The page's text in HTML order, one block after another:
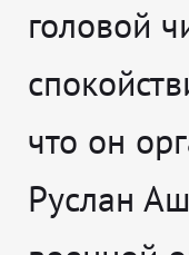
головой
что он
Руслан